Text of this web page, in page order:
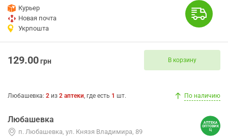
Курьер
Новая почта
Укрпошта
129.00грн В корзину
Любашевка: 2 из 2 аптеки, где есть 1 шт. По наличию
Любашевка
п. Любашевка, ул. Князя Владимира, 89